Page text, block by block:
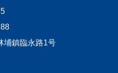
埔鎮臨永路1号